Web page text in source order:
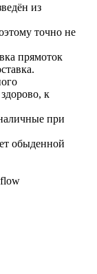
из
точно не
прямоток
к
при
обыденной